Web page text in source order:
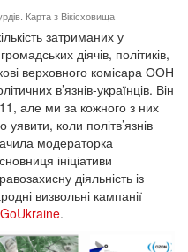
Карта з Вікісховища
затриманих у
діячів, політиків,
верховного комісара ООН
в’язнів-українців. Він
але ми за кожного з них
коли політв’язнів
модераторка
ініціативи
діяльність із
визвольні кампанії
.